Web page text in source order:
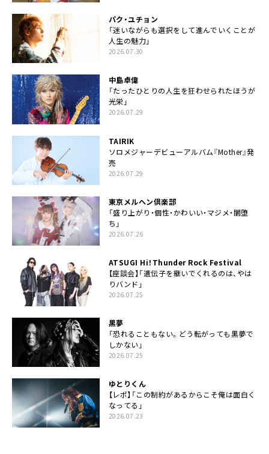
パク・ユチョン
「迷いながらも選択をして進んでいくことが
人生の魅力」
2026.07.30
中島卓偉
「たったひとりの人生を狂わせられたほうが
光栄」
2026.07.29
TAIRIK
ソロメジャーデビューアルバム『Mother』発
売
2026.07.29
東京メルヘン倶楽部
「盛り上がり・個性・かわいい・マジメ・闇堕
ち」
2026.07.26
ATSUGI Hi！Thunder Rock Festival
【座談会】「遺伝子を継いでくれるのは、やは
りバンド」
2026.07.25
黒夢
「恐れることもない。どう転がっても黒夢で
しかない」
2026.07.25
ゆとりくん
【レポ】「この制約があるからこそ俺は面白く
なってる」
2026.07.23